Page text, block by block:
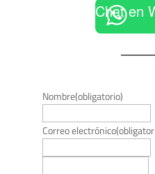
Chat en
Nombre(obligatorio)
Correo electrónico